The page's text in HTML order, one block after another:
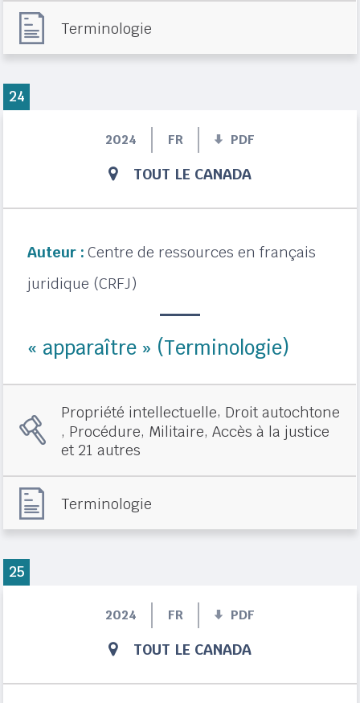
Terminologie
2024 FR PDF
TOUT LE CANADA
Auteur : Centre de ressources en français
juridique (CRFJ)
« apparaître » (Terminologie)
Propriété intellectuelle, Droit autochtone
, Procédure, Militaire, Accès à la justice
et 21 autres
Terminologie
24
2024 FR PDF
TOUT LE CANADA
25